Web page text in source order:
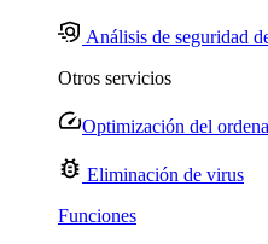
Análisis de seguridad
Otros servicios
Optimización del
Eliminación de virus
Funciones